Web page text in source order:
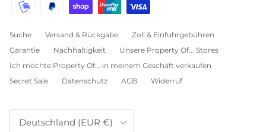
Suche Versand & Rückgabe
Zoll & Einfuhrgebühren
Garantie
Nachhaltigkeit
Unsere Property Of... Stores
Ich möchte Property Of... in meinem Geschäft verkaufen
Secret Sale
Datenschutz AGB Widerruf
Land/Region
Deutschland (EUR €)